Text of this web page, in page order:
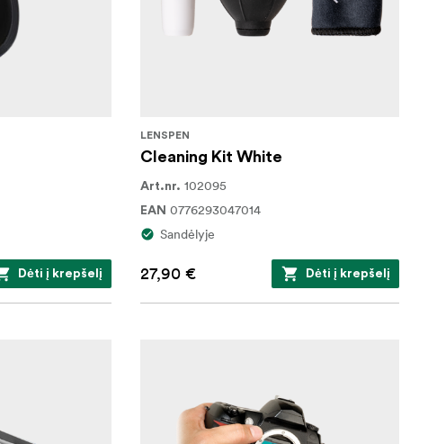
Dėti į krepšelį
LENSPEN
Cleaning Kit White
Art.nr. 102095
EAN 0776293047014
Sandėlyje
27,90 € Dėti į krepšelį